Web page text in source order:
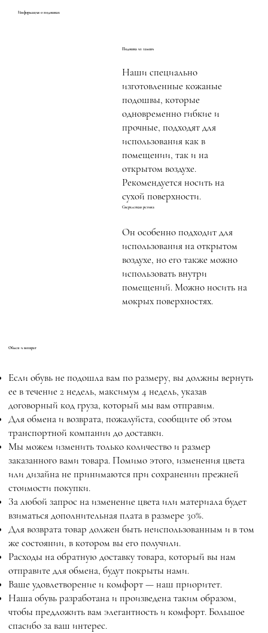
Информация о подошвах
Подошва из замши
Сверхлегкая резина
Обмен и возврат
Если обувь не подошла вам по размеру, вы должны вернуть
ее в течение 2 недель, максимум 4 недель, указав
договорный код груза, который мы вам отправим.
Для обмена и возврата, пожалуйста, сообщите об этом
транспортной компании до доставки.
Мы можем изменить только количество и размер
заказанного вами товара. Помимо этого, изменения цвета
или дизайна не принимаются при сохранении прежней
стоимости покупки.
За любой запрос на изменение цвета или материала будет
взиматься дополнительная плата в размере 30%.
Для возврата товар должен быть неиспользованным и в том
же состоянии, в котором вы его получили.
Расходы на обратную доставку товара, который вы нам
отправите для обмена, будут покрыты нами.
Ваше удовлетворение и комфорт — наш приоритет.
Наша обувь разработана и произведена таким образом,
чтобы предложить вам элегантность и комфорт. Большое
спасибо за ваш интерес.
Он особенно подходит для
использования на открытом
воздухе, но его также можно
использовать внутри
помещений. Можно носить на
мокрых поверхностях.
Наши специально
изготовленные кожаные
подошвы, которые
одновременно гибкие и
прочные, подходят для
использования как в
помещении, так и на
открытом воздухе.
Рекомендуется носить на
сухой поверхности.